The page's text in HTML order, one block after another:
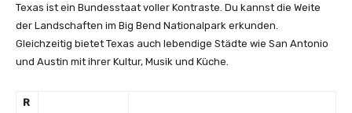
Texas ist ein Bundesstaat voller Kontraste. Du kannst die Weite
der Landschaften im Big Bend Nationalpark erkunden.
Gleichzeitig bietet Texas auch lebendige Städte wie San Antonio
und Austin mit ihrer Kultur, Musik und Küche.
R